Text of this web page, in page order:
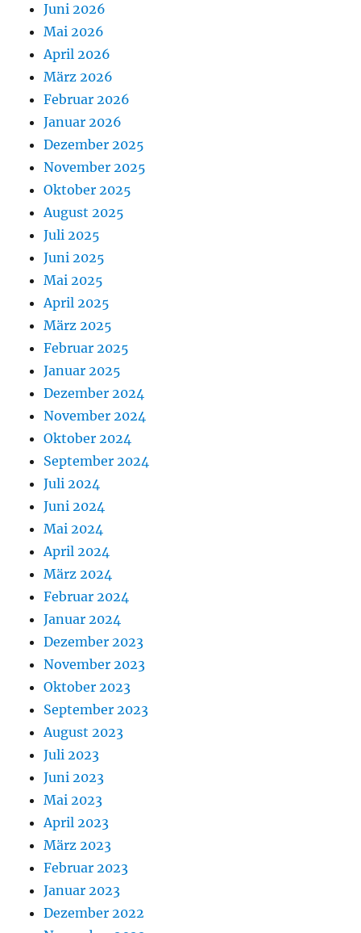
Juni 2026
Mai 2026
April 2026
März 2026
Februar 2026
Januar 2026
Dezember 2025
November 2025
Oktober 2025
August 2025
Juli 2025
Juni 2025
Mai 2025
April 2025
März 2025
Februar 2025
Januar 2025
Dezember 2024
November 2024
Oktober 2024
September 2024
Juli 2024
Juni 2024
Mai 2024
April 2024
März 2024
Februar 2024
Januar 2024
Dezember 2023
November 2023
Oktober 2023
September 2023
August 2023
Juli 2023
Juni 2023
Mai 2023
April 2023
März 2023
Februar 2023
Januar 2023
Dezember 2022